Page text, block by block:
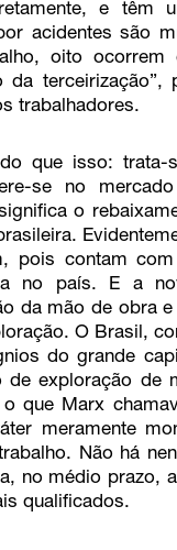
e têm
acidentes são
oito
da
trabalhadores.
que isso: trata-
se no
o
pois contam
no país. E a
da mão de obra
O Brasil,
do grande
de exploração de
que Marx
meramente
Não há
no médio prazo,
qualificados.